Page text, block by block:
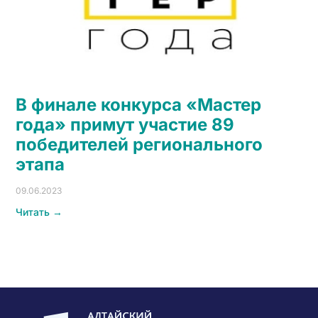
В финале конкурса «Мастер
года» примут участие 89
победителей регионального
этапа
09.06.2023
Читать →